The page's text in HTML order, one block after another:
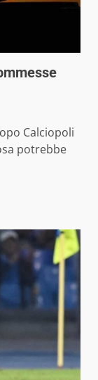
Calciopoli
potrebbe